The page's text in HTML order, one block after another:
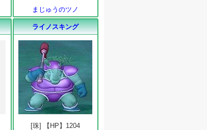
まじゅうのツノ
ライノスキング
[珠] 【HP】1204